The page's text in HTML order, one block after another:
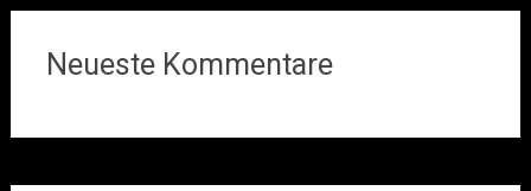
Neueste Kommentare